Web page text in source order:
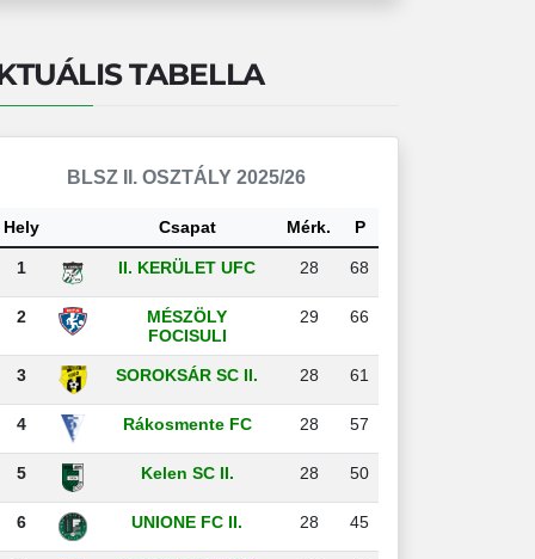
TABELLA
BLSZ II. OSZTÁLY 2025/26
Hely Csapat Mérk. P
1 II. KERÜLET UFC 28 68
2
MÉSZÖLY
FOCISULI
29 66
3 SOROKSÁR SC II. 28 61
4 Rákosmente FC 28 57
5 Kelen SC II. 28 50
6 UNIONE FC II. 28 45